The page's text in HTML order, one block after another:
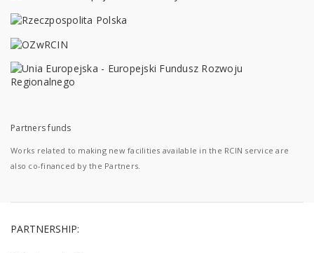
Partners funds
Works related to making new facilities available in the RCIN service are
also co-financed by the Partners.
PARTNERSHIP: